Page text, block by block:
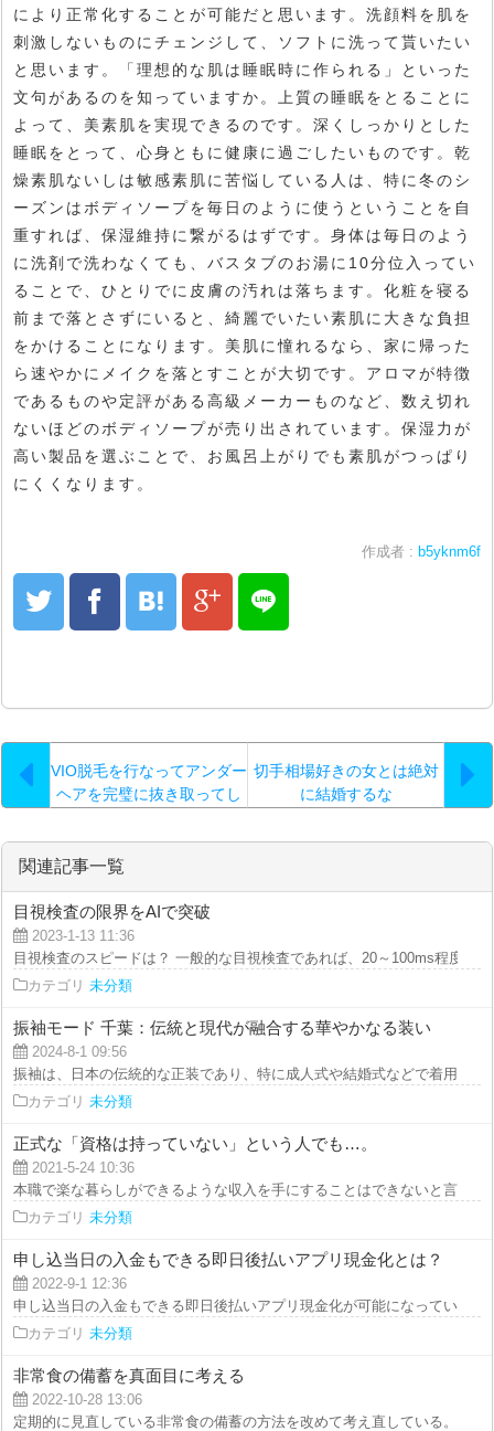
により正常化することが可能だと思います。洗顔料を肌を
刺激しないものにチェンジして、ソフトに洗って貰いたい
と思います。「理想的な肌は睡眠時に作られる」といった
文句があるのを知っていますか。上質の睡眠をとることに
よって、美素肌を実現できるのです。深くしっかりとした
睡眠をとって、心身ともに健康に過ごしたいものです。乾
燥素肌ないしは敏感素肌に苦悩している人は、特に冬のシ
ーズンはボディソープを毎日のように使うということを自
重すれば、保湿維持に繋がるはずです。身体は毎日のよう
に洗剤で洗わなくても、バスタブのお湯に10分位入ってい
ることで、ひとりでに皮膚の汚れは落ちます。化粧を寝る
前まで落とさずにいると、綺麗でいたい素肌に大きな負担
をかけることになります。美肌に憧れるなら、家に帰った
ら速やかにメイクを落とすことが大切です。アロマが特徴
であるものや定評がある高級メーカーものなど、数え切れ
ないほどのボディソープが売り出されています。保湿力が
高い製品を選ぶことで、お風呂上がりでも素肌がつっぱり
にくくなります。
作成者 : b5yknm6f
VIO脱毛を行なってアンダー
ヘアを完璧に抜き取ってし
切手相場好きの女とは絶対
に結婚するな
関連記事一覧
目視検査の限界をAIで突破
2023-1-13 11:36
目視検査のスピードは？ 一般的な目視検査であれば、20～100ms程度で
カテゴリ 未分類
振袖モード 千葉：伝統と現代が融合する華やかなる装い
2024-8-1 09:56
振袖は、日本の伝統的な正装であり、特に成人式や結婚式などで着用され
カテゴリ 未分類
正式な「資格は持っていない」という人でも…。
2021-5-24 10:36
本職で楽な暮らしができるような収入を手にすることはできないと言われ
カテゴリ 未分類
申し込当日の入金もできる即日後払いアプリ現金化とは？
2022-9-1 12:36
申し込当日の入金もできる即日後払いアプリ現金化が可能になっているあ
カテゴリ 未分類
非常食の備蓄を真面目に考える
2022-10-28 13:06
定期的に見直している非常食の備蓄の方法を改めて考え直している。 非